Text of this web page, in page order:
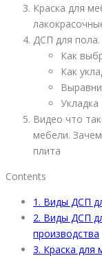
Краска для
ДСП для
Как
Как
Укладка
Видео что
мебели.
плита
Contents
1. Виды ДСП
2. Виды ДСП
производства
3. Краска для